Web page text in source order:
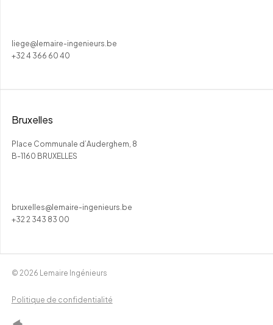
liege@lemaire-ingenieurs.be
+32 4 366 60 40
Bruxelles
Place Communale d’Auderghem, 8
B-1160 BRUXELLES
bruxelles@lemaire-ingenieurs.be
+32 2 343 83 00
© 2026 Lemaire Ingénieurs
Politique de confidentialité